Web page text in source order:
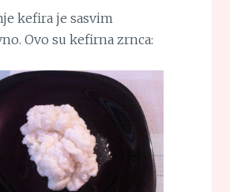
kefira je sasvim
Ovo su kefirna zrnca: